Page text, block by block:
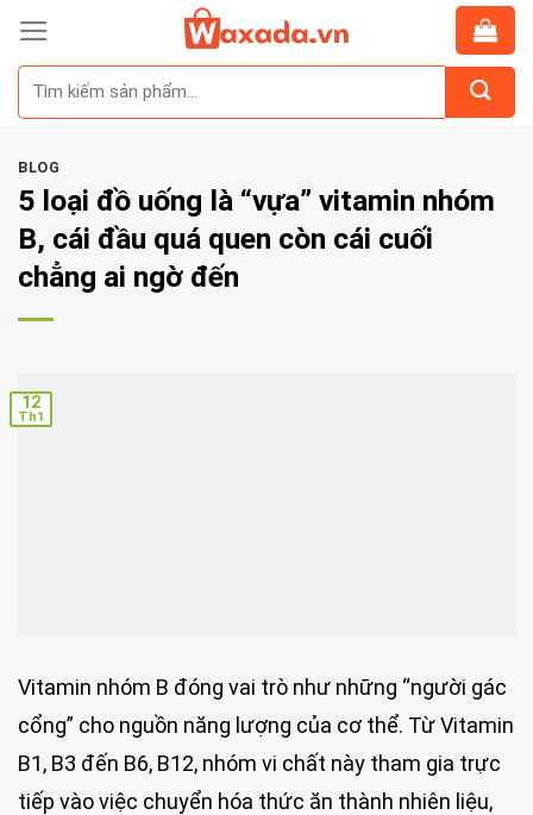
Skip
content
BLOG
5 loại đồ uống là “vựa” vitamin nhóm
B, cái đầu quá quen còn cái cuối
chẳng ai ngờ đến
12
Th1
Vitamin nhóm B đóng vai trò như những “người gác
cổng” cho nguồn năng lượng của cơ thể. Từ Vitamin
B1, B3 đến B6, B12, nhóm vi chất này tham gia trực
tiếp vào việc chuyển hóa thức ăn thành nhiên liệu,